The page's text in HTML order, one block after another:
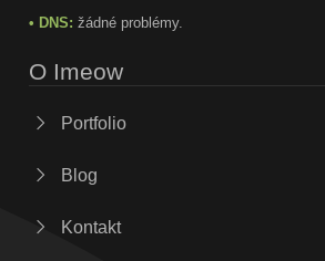
• DNS: žádné problémy.
O Imeow
Portfolio
Blog
Kontakt